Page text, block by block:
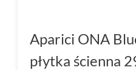
Aparici ONA
płytka ścienna